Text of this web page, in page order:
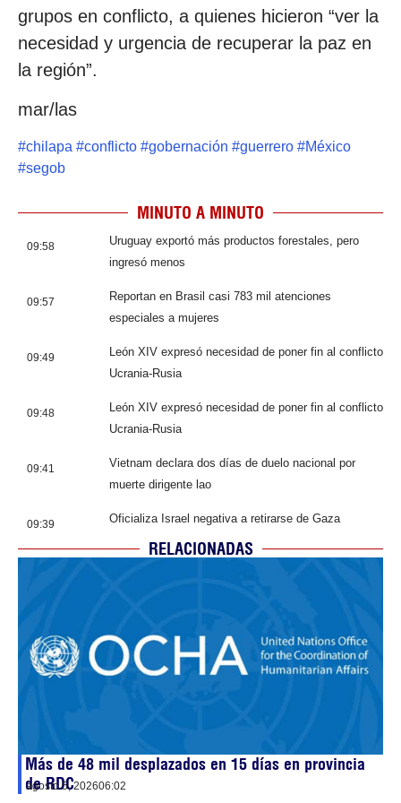
grupos en conflicto, a quienes hicieron “ver la
necesidad y urgencia de recuperar la paz en
la región”.
mar/las
#chilapa #conflicto #gobernación #guerrero #México
#segob
MINUTO A MINUTO
09:58
Uruguay exportó más productos forestales, pero
ingresó menos
09:57
Reportan en Brasil casi 783 mil atenciones
especiales a mujeres
09:49
León XIV expresó necesidad de poner fin al conflicto
Ucrania-Rusia
09:48
León XIV expresó necesidad de poner fin al conflicto
Ucrania-Rusia
09:41
Vietnam declara dos días de duelo nacional por
muerte dirigente lao
09:39 Oficializa Israel negativa a retirarse de Gaza
RELACIONADAS
Más de 48 mil desplazados en 15 días en provincia
de RDC
agosto 5, 202606:02